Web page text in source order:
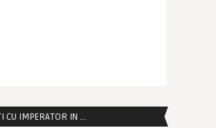
CU IMPERATOR IN …